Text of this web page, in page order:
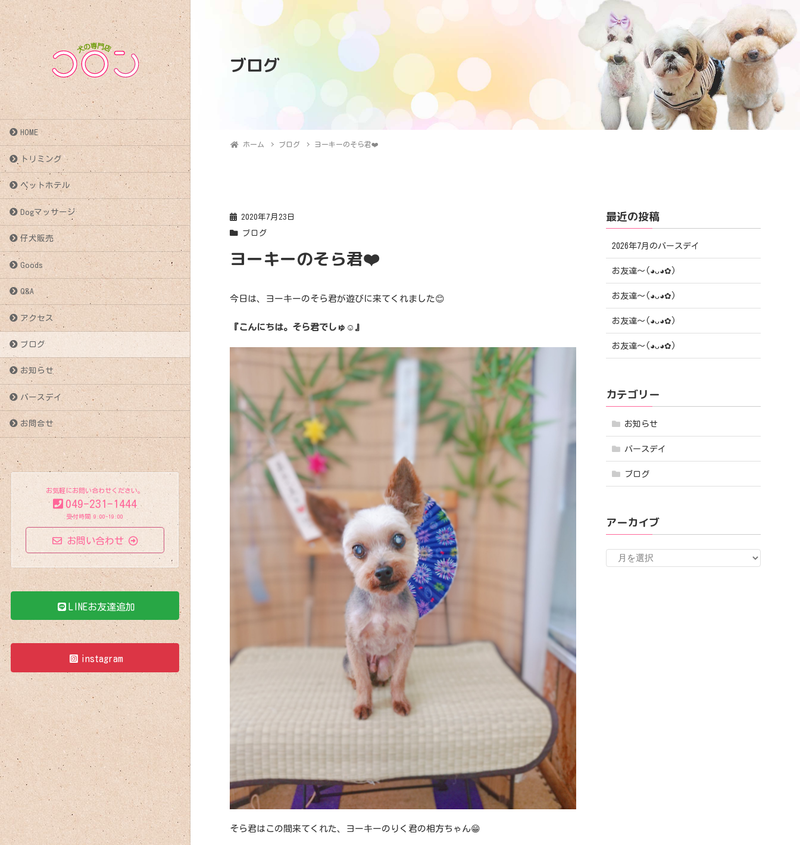
HOME
トリミング
ペットホテル
Dogマッサージ
仔犬販売
Goods
Q&A
アクセス
ブログ
お知らせ
バースデイ
お問合せ
お気軽にお問い合わせください。
049-231-1444
受付時間 9:00-19:00
お問い合わせ
LINEお友達追加
instagram
ブログ
ホーム ブログ ヨーキーのそら君❤️
2020年7月23日
ブログ
ヨーキーのそら君❤️
今日は、ヨーキーのそら君が遊びに来てくれました😊
『こんにちは。そら君でしゅ☺️』
そら君はこの間来てくれた、ヨーキーのりく君の相方ちゃん😁
最近の投稿
2026年7月のバースデイ
お友達〜(⁠◕⁠ᴗ⁠◕⁠✿⁠)
お友達〜(⁠◕⁠ᴗ⁠◕⁠✿⁠)
お友達〜(⁠◕⁠ᴗ⁠◕⁠✿⁠)
お友達〜(⁠◕⁠ᴗ⁠◕⁠✿⁠)
カテゴリー
お知らせ
バースデイ
ブログ
アーカイブ